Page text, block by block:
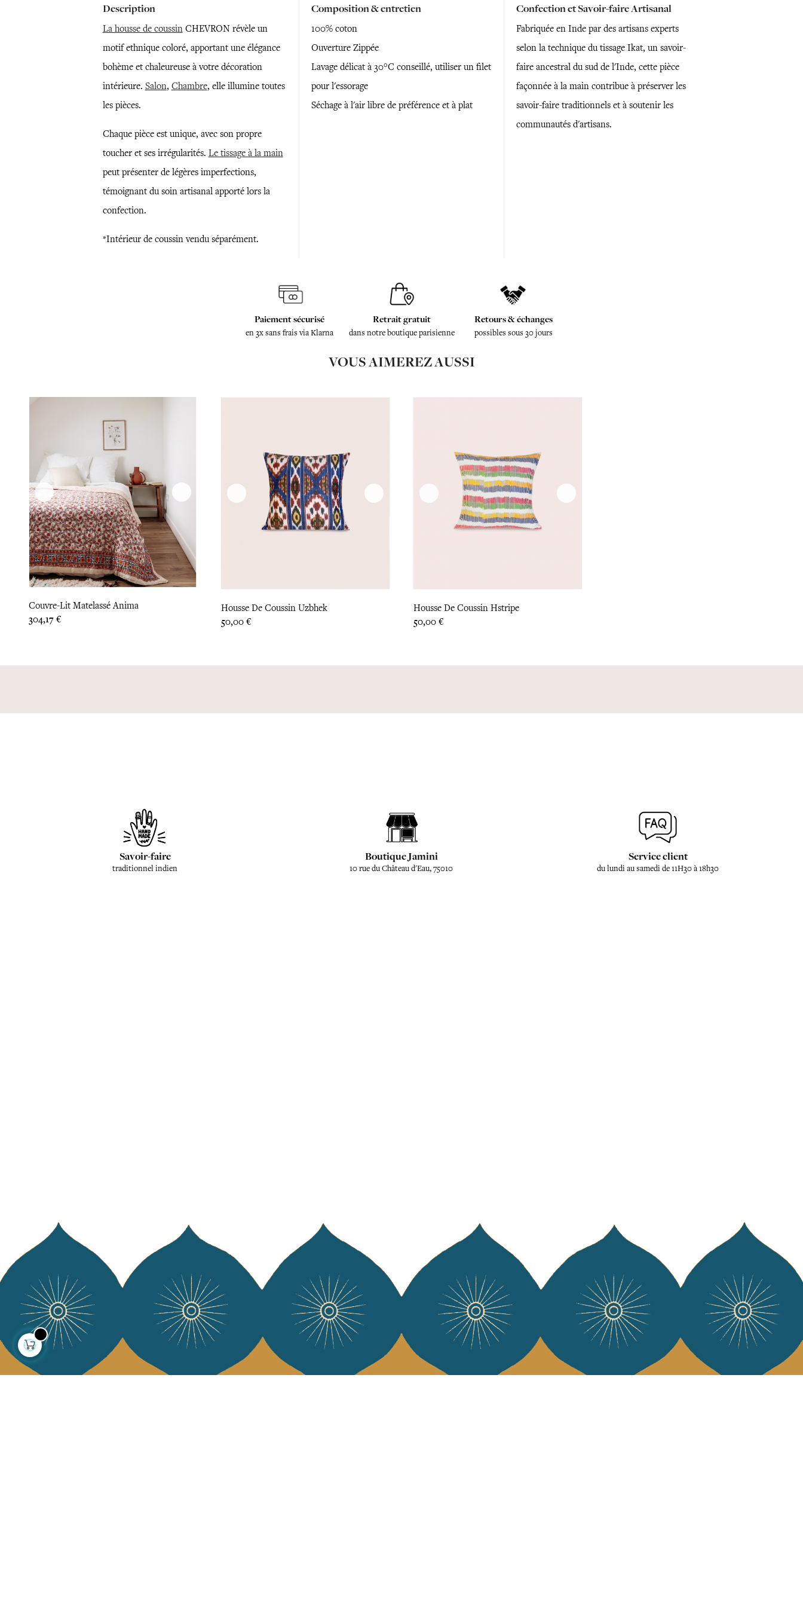
Description
La housse de coussinCHEVRON révèle un
motif ethnique coloré, apportant une élégance
bohème et chaleureuse à votre décoration
intérieure. Salon, Chambre, elle illumine toutes
les pièces.
Chaque pièce est unique, avec son propre
toucher et ses irrégularités. Le tissage à la main
peut présenter de légères imperfections,
témoignant du soin artisanal apporté lors la
confection.
*Intérieur de coussin vendu séparément.
Composition & entretien
100% coton
Ouverture Zippée
Lavage délicat à 30°C conseillé, utiliser un filet
pour l'essorage
Séchage à l'air libre de préférence et à plat
Confection et Savoir-faire Artisanal
Fabriquée en Inde par des artisans experts
selon la technique du tissage Ikat, un savoir-
faire ancestral du sud de l'Inde, cette pièce
façonnée à la main contribue à préserver les
savoir-faire traditionnels et à soutenir les
communautés d'artisans.
Paiement sécurisé
en 3x sans frais via Klarna
Retrait gratuit
dans notre boutique parisienne
Retours & échanges
possibles sous 30 jours
VOUS AIMEREZ AUSSI
Couvre-Lit Matelassé Anima
Prix
304,17 €
Housse De Coussin Uzbhek
Prix
50,00 €
Housse De Coussin Hstripe
Prix
50,00 €
Savoir-faire
traditionnel indien
Boutique Jamini
10 rue du Château d'Eau, 75010
Service client
du lundi au samedi de 11H30 à 18h30